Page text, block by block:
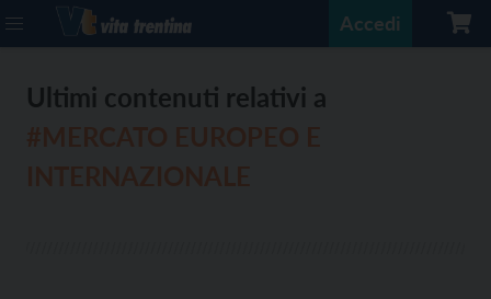
Accedi
Ultimi contenuti relativi a